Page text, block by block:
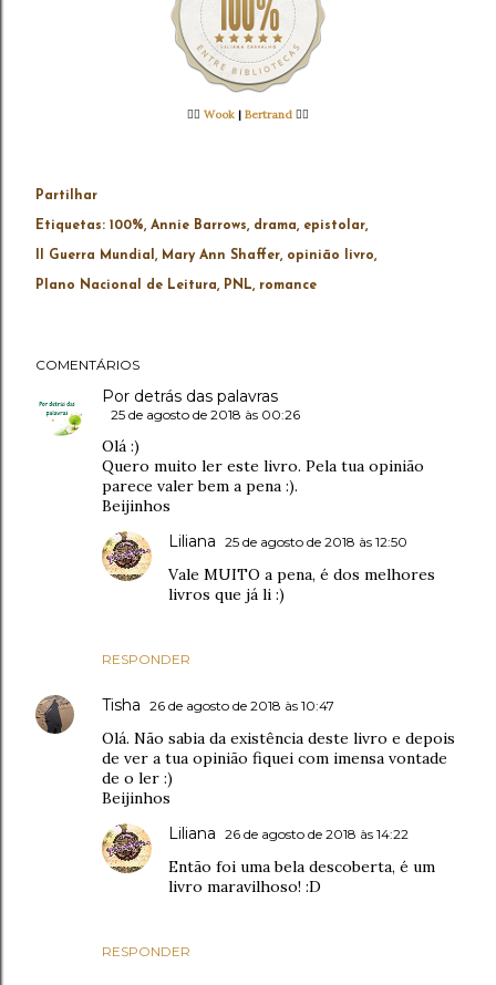
👉🏻 Wook | Bertrand 👈🏻
Partilhar
Etiquetas: 100% Annie Barrows drama epistolar
II Guerra Mundial Mary Ann Shaffer opinião livro
Plano Nacional de Leitura PNL romance
COMENTÁRIOS
Por detrás das palavras
25 de agosto de 2018 às 00:26
Olá :)
Quero muito ler este livro. Pela tua opinião
parece valer bem a pena :).
Beijinhos
RESPONDER
Liliana 25 de agosto de 2018 às 12:50
Vale MUITO a pena, é dos melhores
livros que já li :)
Tisha 26 de agosto de 2018 às 10:47
Olá. Não sabia da existência deste livro e depois
de ver a tua opinião fiquei com imensa vontade
de o ler :)
Beijinhos
RESPONDER
Liliana 26 de agosto de 2018 às 14:22
Então foi uma bela descoberta, é um
livro maravilhoso! :D